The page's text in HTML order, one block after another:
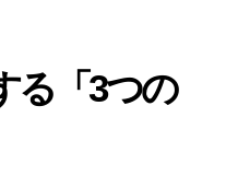
手順
限栽培による養分集
る「3つの